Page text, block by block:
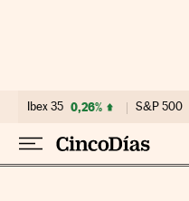
Ibex 35 0,26% S&P 500